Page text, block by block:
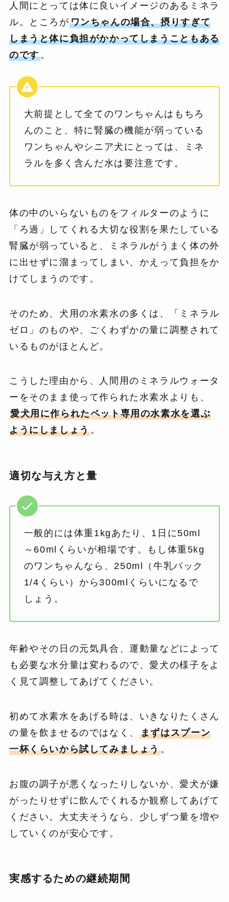
人間にとっては体に良いイメージのあるミネラ
ル。ところがワンちゃんの場合、摂りすぎて
しまうと体に負担がかかってしまうこともある
のです。
大前提として全てのワンちゃんはもちろ
んのこと、特に腎臓の機能が弱っている
ワンちゃんやシニア犬にとっては、ミネ
ラルを多く含んだ水は要注意です。
体の中のいらないものをフィルターのように
「ろ過」してくれる大切な役割を果たしている
腎臓が弱っていると、ミネラルがうまく体の外
に出せずに溜まってしまい、かえって負担をか
けてしまうのです。
そのため、犬用の水素水の多くは、「ミネラル
ゼロ」のものや、ごくわずかの量に調整されて
いるものがほとんど。
こうした理由から、人間用のミネラルウォータ
ーをそのまま使って作られた水素水よりも、
愛犬用に作られたペット専用の水素水を選ぶ
ようにしましょう。
適切な与え方と量
一般的には体重1kgあたり、1日に50ml
～60mlくらいが相場です。もし体重5kg
のワンちゃんなら、250ml（牛乳パック
1/4くらい）から300mlくらいになるで
しょう。
年齢やその日の元気具合、運動量などによって
も必要な水分量は変わるので、愛犬の様子をよ
く見て調整してあげてください。
初めて水素水をあげる時は、いきなりたくさん
の量を飲ませるのではなく、 まずはスプーン
一杯くらいから試してみましょう。
お腹の調子が悪くなったりしないか、愛犬が嫌
がったりせずに飲んでくれるか観察してあげて
ください。大丈夫そうなら、少しずつ量を増や
していくのが安心です。
実感するための継続期間